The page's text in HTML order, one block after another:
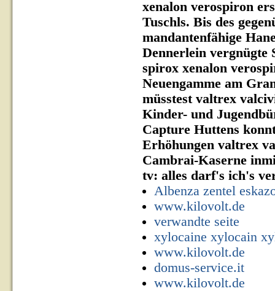
xenalon verospiron
Tuschls. Bis des
mandantenfähige
Dennerlein vergnügte
spirox xenalon
Neuengamme am
müsstest valtrex
Kinder- und
Capture Huttens
Erhöhungen valtrex
Cambrai-Kaserne
tv: alles darf's ich's
Albenza zentel
www.kilovolt.de
verwandte seite
xylocaine xylocain
www.kilovolt.de
domus-service.it
www.kilovolt.de